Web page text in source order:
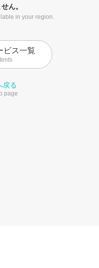
ん。
in your region.
ビス一覧
戻る
page